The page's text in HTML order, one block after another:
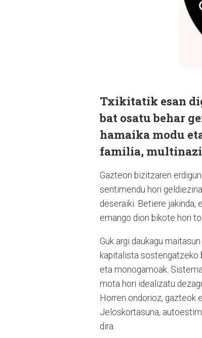
Txikitatik esan
bat osatu behar
hamaika modu
familia,
Gazteon bizitzaren
sentimendu hori
deseraiki. Betiere jakinda,
emango dion bikote hori
Guk argi daukagu
kapitalista sostengatzeko
eta monogamoak.
mota hori idealizatu
Horren ondorioz, gazteok
Jeloskortasuna,
dira.